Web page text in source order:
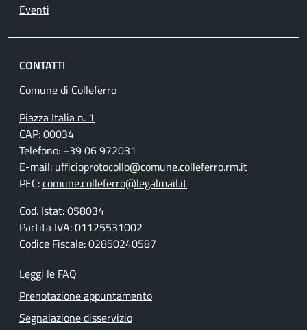
Eventi
CONTATTI
Comune di Colleferro
Piazza Italia n. 1
CAP: 00034
Telefono: +39 06 972031
E-mail: ufficioprotocollo@comune.colleferro.rm.it
PEC:comune.colleferro@legalmail.it
Cod. Istat: 058034
Partita IVA: 01125531002
Codice Fiscale: 02850240587
Leggi le FAQ
Prenotazione appuntamento
Segnalazione disservizio